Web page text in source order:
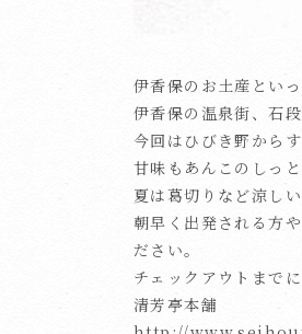
伊香保のお土産とい
伊香保の温泉街、石
今回はひびき野から
甘味もあんこのしっ
夏は葛切りなど涼し
朝早く出発される方
ださい。
チェックアウトまで
清芳亭本舗